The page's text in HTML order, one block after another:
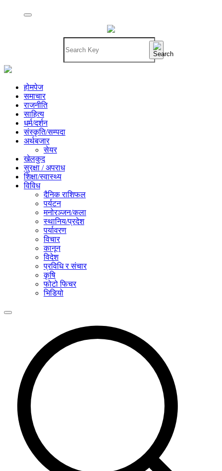
होमपेज
समाचार
राजनीति
साहित्य
धर्म/दर्शन
संस्कृति/सम्पदा
अर्थबजार
सेयर
खेलकुद
सुरक्षा / अपराध
शिक्षा/स्वास्थ्य
विविध
दैनिक राशिफल
पर्यटन
मनोरञ्जन/कला
स्थानिय/प्रदेश
पर्यावरण
विचार
कानून
विदेश
प्रविधि र संचार
कृषि
फोटो फिचर
भिडियो